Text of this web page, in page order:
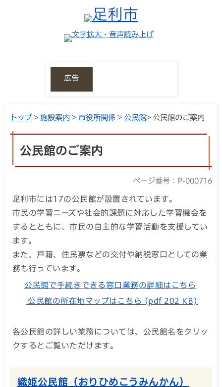
広告
トップ> 施設案内 > 市役所関係 > 公民館> 公民館のご案内
公民館のご案内
ページ番号：P-000716
足利市には17の公民館が設置されています。
市民の学習ニーズや社会的課題に対応した学習機会を
するとともに、市民の自主的な学習活動を支援してい
ます。
また、戸籍、住民票などの交付や納税窓口としての業
務も行っています。
公民館で手続きできる窓口業務の詳細はこちら
公民館の所在地マップはこちら (pdf 202 KB)
各公民館の詳しい業務については、公民館名をクリッ
クするとご覧いただけます。
織姫公民館（おりひめこうみんかん）